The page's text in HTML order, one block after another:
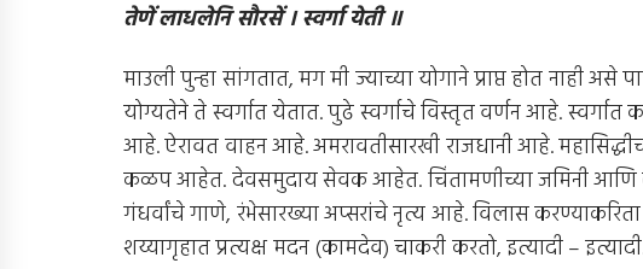
तेणें लाधलेनि सौरसें । स्वर्गा येती ॥
माउली पुन्हा सांगतात, मग मी ज्याच्या योगाने प्राप्त होत नाही
योग्यतेने ते स्वर्गात येतात. पुढे स्वर्गाचे विस्तृत वर्णन आहे.
आहे. ऐरावत वाहन आहे. अमरावतीसारखी राजधानी आहे.
कळप आहेत. देवसमुदाय सेवक आहेत. चिंतामणीच्या जमिनी आणि
गंधर्वांचे गाणे, रंभेसारख्या अप्सरांचे नृत्य आहे. विलास
शय्यागृहात प्रत्यक्ष मदन (कामदेव) चाकरी करतो, इत्यादी –